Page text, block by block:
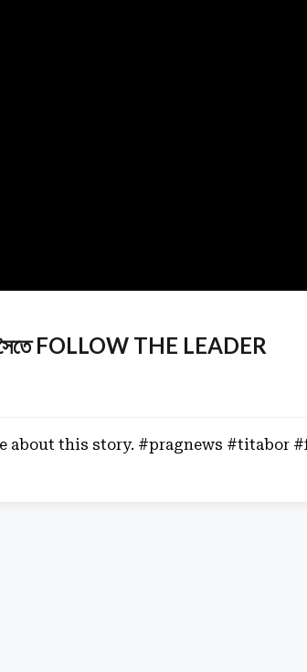
সৈতে FOLLOW THE LEADER
about this story. #pragnews #titabor